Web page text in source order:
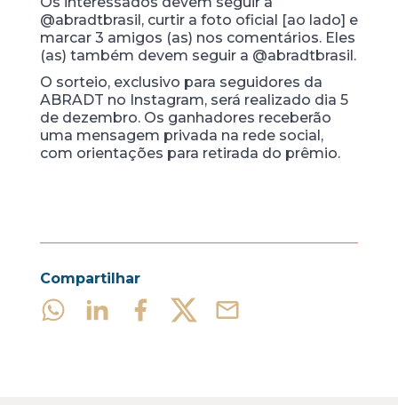
@abradtbrasil, curtir a foto oficial [ao lado] e
marcar 3 amigos (as) nos comentários. Eles
(as) também devem seguir a @abradtbrasil.
O sorteio, exclusivo para seguidores da
ABRADT no Instagram, será realizado dia 5
de dezembro. Os ganhadores receberão
uma mensagem privada na rede social,
com orientações para retirada do prêmio.
Compartilhar